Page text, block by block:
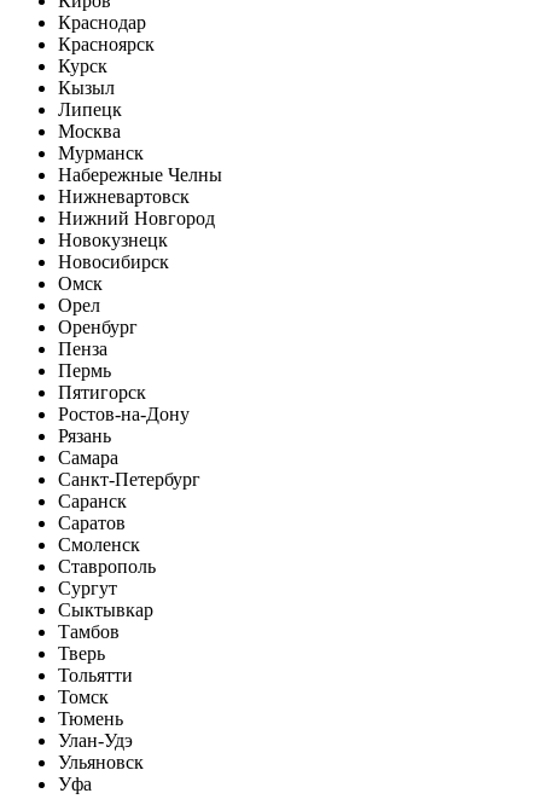
Краснодар
Красноярск
Курск
Кызыл
Липецк
Москва
Мурманск
Набережные Челны
Нижневартовск
Нижний Новгород
Новокузнецк
Новосибирск
Омск
Орел
Оренбург
Пенза
Пермь
Пятигорск
Ростов-на-Дону
Рязань
Самара
Санкт-Петербург
Саранск
Саратов
Смоленск
Ставрополь
Сургут
Сыктывкар
Тамбов
Тверь
Тольятти
Томск
Тюмень
Улан-Удэ
Ульяновск
Уфа